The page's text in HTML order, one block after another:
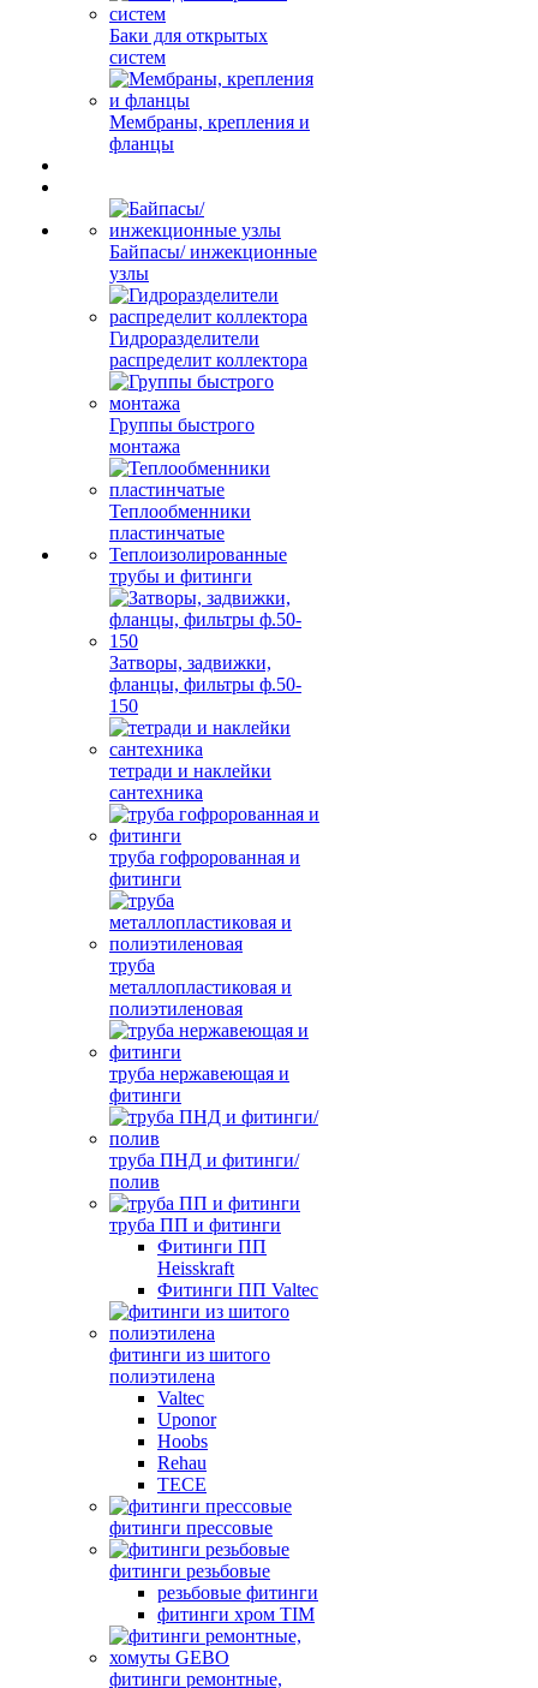
Баки для открытых
систем
Мембраны, крепления и
фланцы
Байпасы/ инжекционные
узлы
Гидроразделители
распределит коллектора
Группы быстрого
монтажа
Теплообменники
пластинчатые
Теплоизолированные
трубы и фитинги
Затворы, задвижки,
фланцы, фильтры ф.50-
150
тетради и наклейки
сантехника
труба гофророванная и
фитинги
труба
металлопластиковая и
полиэтиленовая
труба нержавеющая и
фитинги
труба ПНД и фитинги/
полив
труба ПП и фитинги
Фитинги ПП
Heisskraft
Фитинги ПП Valtec
фитинги из шитого
полиэтилена
Valtec
Uponor
Hoobs
Rehau
TECE
фитинги прессовые
фитинги резьбовые
резьбовые фитинги
фитинги хром TIM
фитинги ремонтные,